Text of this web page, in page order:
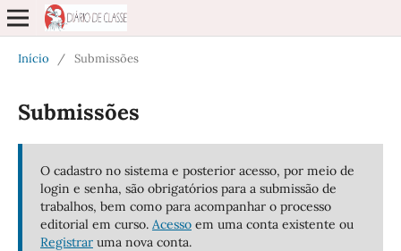
Início / Submissões
Submissões
O cadastro no sistema e posterior acesso, por meio de
login e senha, são obrigatórios para a submissão de
trabalhos, bem como para acompanhar o processo
editorial em curso. Acessoem uma conta existente ou
Registraruma nova conta.